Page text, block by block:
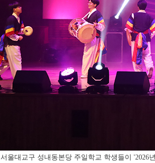
서울대교구 성내동본당 주일학교 학생들이 '2026